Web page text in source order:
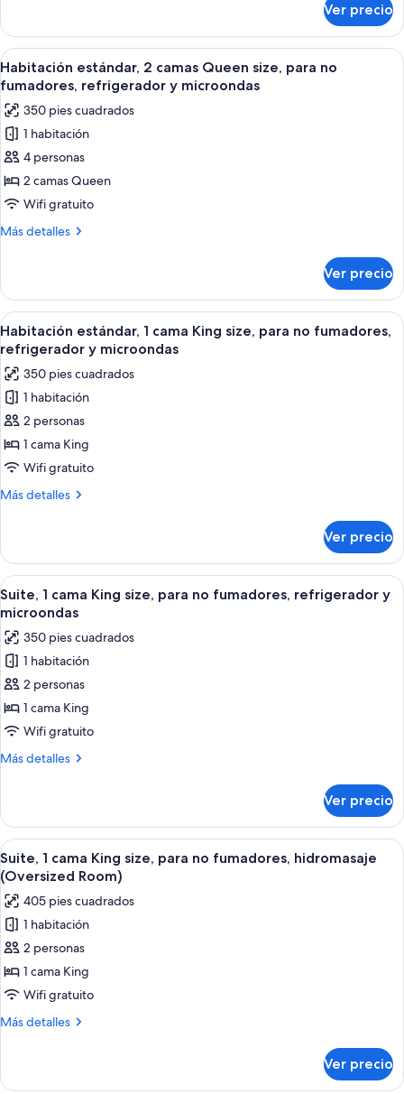
Mobility
Accessible,
Communication
Assistance,
Roll
In
Shower,
Non-
Smoking,
-
King,
Mobility
Communication
Assistance,
Roll
In
Shower,
Smoking,
Ver precio
Abrir
todas
las
fotos
de
Habitación
estándar,
2
camas
para
no
fumadores,
refrigerador
y
microondas
Habitación de hotel con dos camas,
5
Habitación estándar, 2 camas Queen size, para no
fumadores, refrigerador y microondas
350 pies cuadrados
1 habitación
4 personas
2 camas Queen
Wifi gratuito
Más detalles
Más
estándar,
camas
Queen
para
no
fumadores,
refrigerador
y
Ver precio
Abrir
todas
las
fotos
de
Habitación
estándar,
1
cama
para
no
fumadores,
refrigerador
y
microondas
Habitación de hotel con una cama
4
Habitación estándar, 1 cama King size, para no fumadores,
refrigerador y microondas
350 pies cuadrados
1 habitación
2 personas
1 cama King
Wifi gratuito
Más detalles
Más
estándar,
cama
King
para
no
fumadores,
refrigerador
y
Ver precio
Abrir
todas
las
fotos
de
Suite,
1
cama
King
no
fumadores,
refrigerador
y
microondas
Una habitación de hotel con una
4
Suite, 1 cama King size, para no fumadores, refrigerador y
microondas
350 pies cuadrados
1 habitación
2 personas
1 cama King
Wifi gratuito
Más detalles
Más
1
cama
King
size,
para
no
fumadores,
refrigerador
y
microondas
Ver precio
Abrir
todas
las
fotos
de
Suite,
1
cama
King
no
Una habitación de hotel moderna
4
Suite, 1 cama King size, para no fumadores, hidromasaje
(Oversized Room)
405 pies cuadrados
1 habitación
2 personas
1 cama King
Wifi gratuito
Más detalles
Más
1
Ver precio